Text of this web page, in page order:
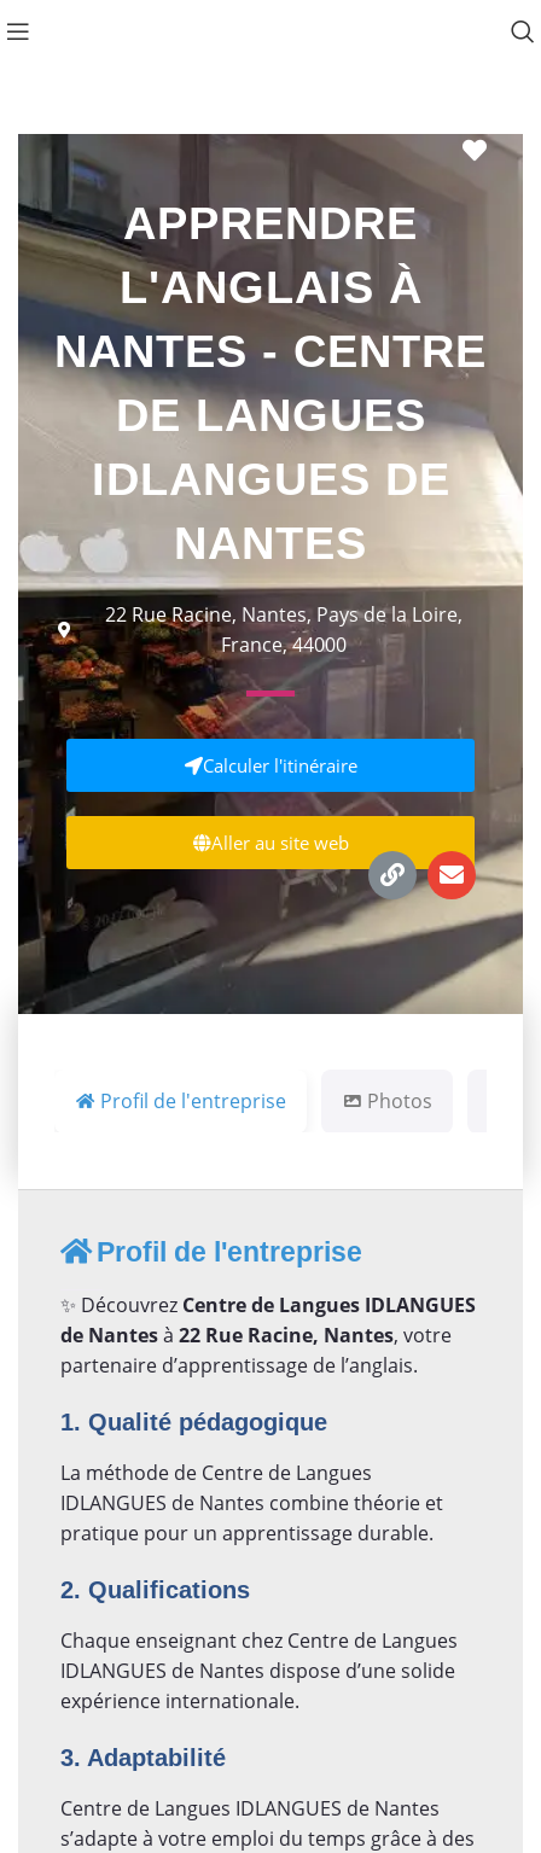
APPRENDRE
L'ANGLAIS À
NANTES - CENTRE
DE LANGUES
IDLANGUES DE
NANTES
22 Rue Racine, Nantes, Pays de la Loire,
France, 44000
Calculer l'itinéraire
Aller au site web
Profil de l'entreprise Photos
Profil de l'entreprise
✨ Découvrez Centre de Langues IDLANGUES
de Nantesà 22 Rue Racine, Nantes, votre
partenaire d’apprentissage de l’anglais.
1. Qualité pédagogique
La méthode de Centre de Langues
IDLANGUES de Nantes combine théorie et
pratique pour un apprentissage durable.
2. Qualifications
Chaque enseignant chez Centre de Langues
IDLANGUES de Nantes dispose d’une solide
expérience internationale.
3. Adaptabilité
Centre de Langues IDLANGUES de Nantes
s’adapte à votre emploi du temps grâce à des